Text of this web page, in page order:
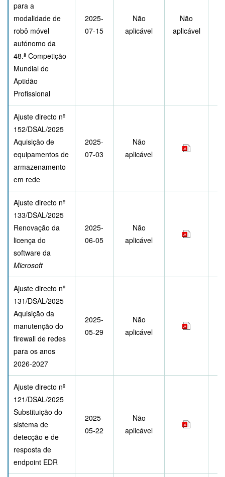
para a
modalidade de
robô móvel
autónomo da
48.ª Competição
Mundial de
Aptidão
Profissional
2025-
07-15
Não
aplicável
Não
aplicável
Ajuste directo nº
152/DSAL/2025
Aquisição de
equipamentos de
armazenamento
em rede
2025-
07-03
Não
aplicável
Ajuste directo nº
133/DSAL/2025
Renovação da
licença do
software da
Microsoft
2025-
06-05
Não
aplicável
Ajuste directo nº
131/DSAL/2025
Aquisição da
manutenção do
firewall de redes
para os anos
2026-2027
2025-
05-29
Não
aplicável
Ajuste directo nº
121/DSAL/2025
Substituição do
sistema de
detecção e de
resposta de
endpoint EDR
2025-
05-22
Não
aplicável